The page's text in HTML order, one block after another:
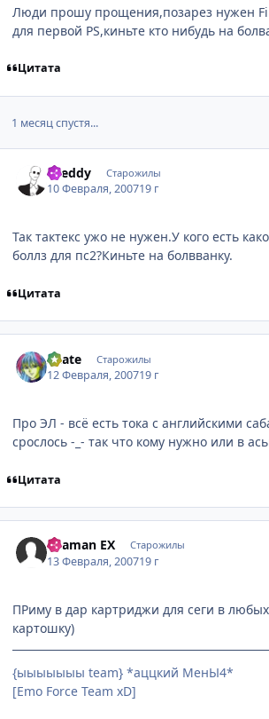
Люди прошу прощения,позарез нужен
для первой PS,киньте кто нибудь на
Цитата
1 месяц спустя...
Dreddy Старожилы
10 Февраля, 200719 г
Так тактекс ужо не нужен.У кого есть
боллз для пс2?Киньте на болвванку.
Цитата
Skate Старожилы
12 Февраля, 200719 г
Про ЭЛ - всё есть тока с английскими
срослось -_- так что кому нужно или в
Цитата
Shaman EX Старожилы
13 Февраля, 200719 г
ПРиму в дар картриджи для сеги в любых
картошку)
{ыыыыыыы team} *аццкий МенЫ4*
[Emo Force Team xD]